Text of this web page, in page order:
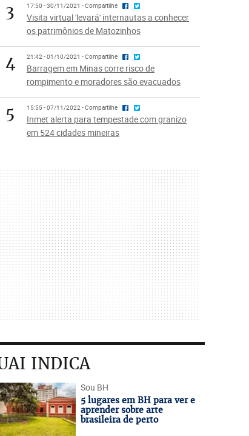
3 17:50 - 30/11/2021 - Compartilhe
Visita virtual 'levará' internautas a conhecer
os patrimônios de Matozinhos
4 21:42 - 01/10/2021 - Compartilhe
Barragem em Minas corre risco de
rompimento e moradores são evacuados
5 15:55 - 07/11/2022 - Compartilhe
Inmet alerta para tempestade com granizo
em 524 cidades mineiras
INDICA
Sou BH
5 lugares em BH para ver e
aprender sobre arte
brasileira de perto